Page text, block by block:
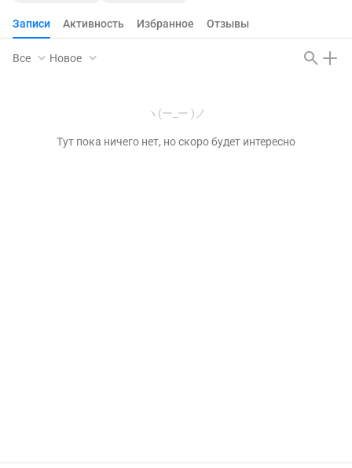
Записи Активность Избранное Отзывы
Все Новое
ヽ(ー_ー )ノ
Тут пока ничего нет, но скоро будет интересно